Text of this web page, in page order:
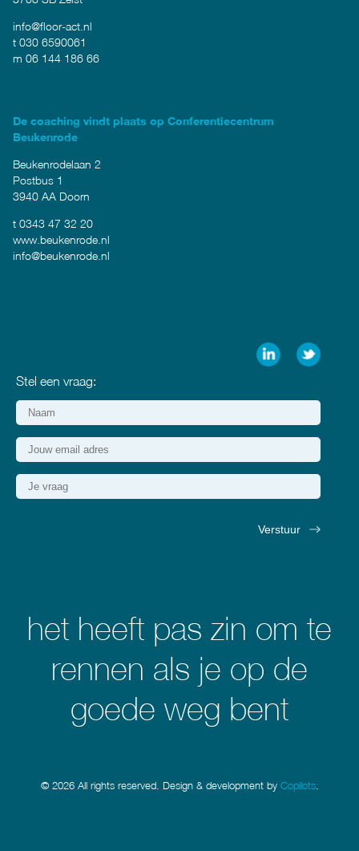
info@floor-act.nl
t 030 6590061
m 06 144 186 66
De coaching vindt plaats op Conferentiecentrum
Beukenrode
Beukenrodelaan 2
Postbus 1
3940 AA Doorn
t 0343 47 32 20
www.beukenrode.nl
info@beukenrode.nl
Stel een vraag:
het heeft pas zin om te
rennen als je op de
goede weg bent
© 2026 All rights reserved. Design & development by Copilots.